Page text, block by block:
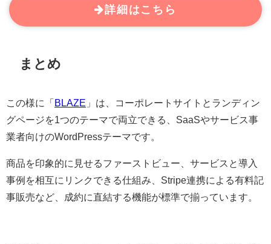
詳細はこちら
まとめ
この様に「 BLAZE 」は、コーポレートサイトとランディン
グページを1つのテーマで両立できる、SaaSやサービス事
業者向けのWordPressテーマです。
商品を印象的に見せるファーストビュー、サービスと導入
事例を相互にリンクできる仕組み、Stripe連携による有料記
事販売など、成約に直結する機能が標準で揃っています。